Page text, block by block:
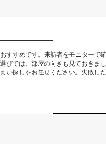
すすめです。来訪者をモニターで
びでは、部屋の向きも見ておきま
い探しをお任せください。失敗し